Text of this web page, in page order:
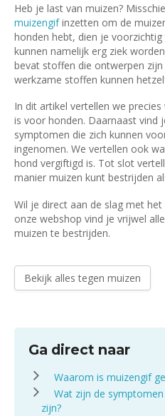
Heb je last van muizen?
muizengifinzetten om de
honden hebt, dien je
kunnen namelijk erg ziek
bevat stoffen die ontwerpen
werkzame stoffen kunnen
In dit artikel vertellen we
is voor honden. Daarnaast vind
symptomen die zich kunnen
ingenomen. We vertellen ook
hond vergiftigd is. Tot slot
manier muizen kunt bestrijden
Wil je direct aan de slag met
onze webshop vind je vrijwel
muizen te bestrijden.
Bekijk alles tegen muizen
Ga direct naar
Waarom is muizengif
Wat zijn de
zijn?